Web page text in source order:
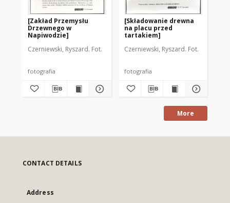
[Zakład Przemysłu
Drzewnego w
Napiwodzie]
Czerniewski, Ryszard. Fot.
fotografia
[Składowanie drewna
na placu przed
tartakiem]
Czerniewski, Ryszard. Fot.
fotografia
More
CONTACT DETAILS
Address